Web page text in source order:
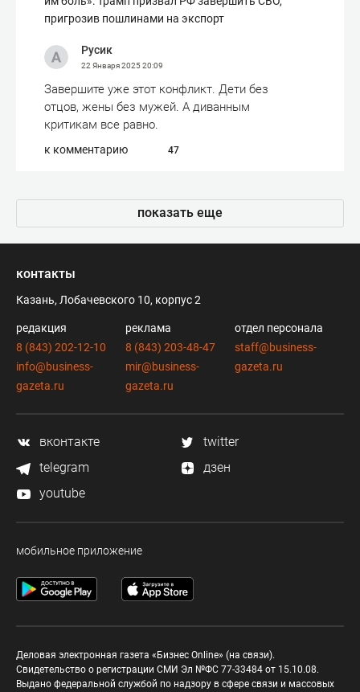
пригрозив пошлинами на экспорт
Русик
22 Января 202520:09
Завершите уже этот конфликт. Дети без
отцов, жены без мужей. А диванным
критикам все равно.
к комментарию 47
показать еще
контакты
Казань, Лобачевского 10, корпус 2
редакция
8 (843) 202-12-10
info@business-
gazeta.ru
реклама
8 (843) 203-48-47
mir@business-
gazeta.ru
отдел персонала
staff@business-
gazeta.ru
вконтакте
twitter
telegram
дзен
youtube
мобильное приложение
Деловая электронная газета «Бизнес Online» (на связи).
Свидетельство о регистрации СМИ Эл №ФС 77-33484 от 15.10.08.
Выдано федеральной службой по надзору в сфере связи и массовых